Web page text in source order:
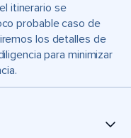
itinerario se
probable caso de
los detalles de
para minimizar